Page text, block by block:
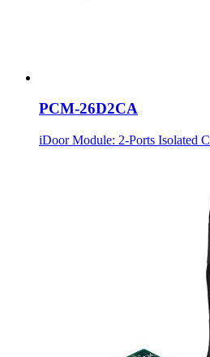
PCM-26D2CA
iDoor Module: 2-Ports Isolated